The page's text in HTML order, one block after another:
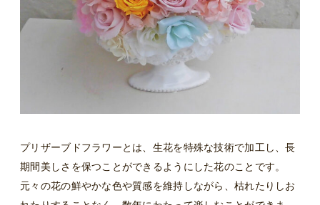
プリザーブドフラワーとは、生花を特殊な技術で加工し、長
期間美しさを保つことができるようにした花のことです。
元々の花の鮮やかな色や質感を維持しながら、枯れたりしお